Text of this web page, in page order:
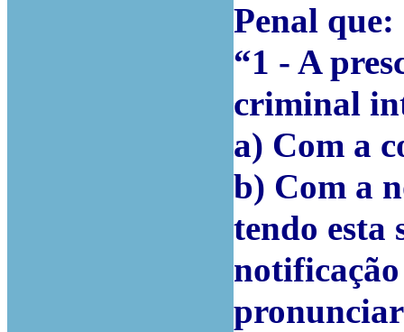
Penal que:
“1 - A
criminal
a) Com a
b) Com a
tendo esta